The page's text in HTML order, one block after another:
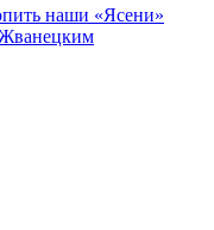
наши «Ясени»